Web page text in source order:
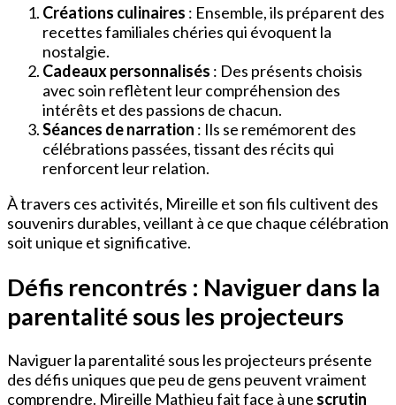
Créations culinaires : Ensemble, ils préparent des
recettes familiales chéries qui évoquent la
nostalgie.
Cadeaux personnalisés : Des présents choisis
avec soin reflètent leur compréhension des
intérêts et des passions de chacun.
Séances de narration : Ils se remémorent des
célébrations passées, tissant des récits qui
renforcent leur relation.
À travers ces activités, Mireille et son fils cultivent des
souvenirs durables, veillant à ce que chaque célébration
soit unique et significative.
Défis rencontrés : Naviguer dans la
parentalité sous les projecteurs
Naviguer la parentalité sous les projecteurs présente
des défis uniques que peu de gens peuvent vraiment
comprendre. Mireille Mathieu fait face à une scrutin